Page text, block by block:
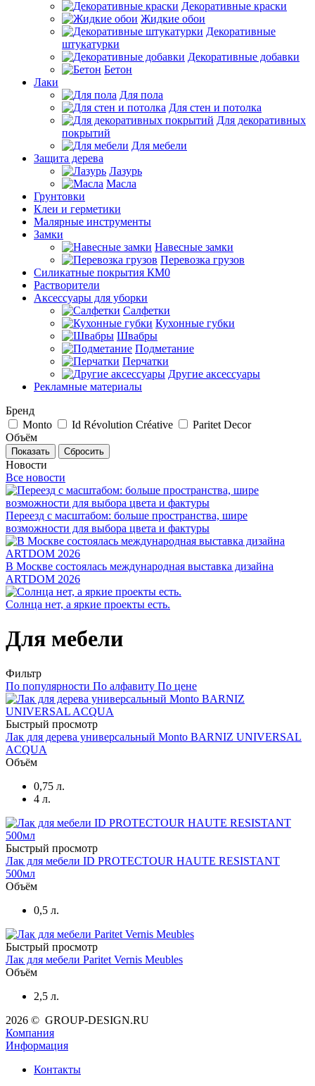
Декоративные краски
Жидкие обои
Декоративные
штукатурки
Декоративные добавки
Бетон
Лаки
Для пола
Для стен и потолка
Для декоративных
покрытий
Для мебели
Защита дерева
Лазурь
Масла
Грунтовки
Клеи и герметики
Малярные инструменты
Замки
Навесные замки
Перевозка грузов
Силикатные покрытия КМ0
Растворители
Аксессуары для уборки
Салфетки
Кухонные губки
Швабры
Подметание
Перчатки
Другие аксессуары
Рекламные материалы
Бренд
Monto
Id Révolution Créative
Paritet Decor
Объём
Сбросить
Новости
Все новости
Переезд с масштабом: больше пространства, шире
возможности для выбора цвета и фактуры
В Москве состоялась международная выставка дизайна
ARTDOM 2026
Солнца нет, а яркие проекты есть.
Для мебели
Фильтр
По популярности По алфавиту По цене
Быстрый просмотр
Лак для дерева универсальный Monto BARNIZ UNIVERSAL
ACQUA
Объём
0,75 л.
4 л.
Быстрый просмотр
Лак для мебели ID PROTECTOUR HAUTE RESISTANT
500мл
Объём
0,5 л.
Быстрый просмотр
Лак для мебели Paritet Vernis Meubles
Объём
2,5 л.
2026 © GROUP-DESIGN.RU
Компания
Информация
Контакты